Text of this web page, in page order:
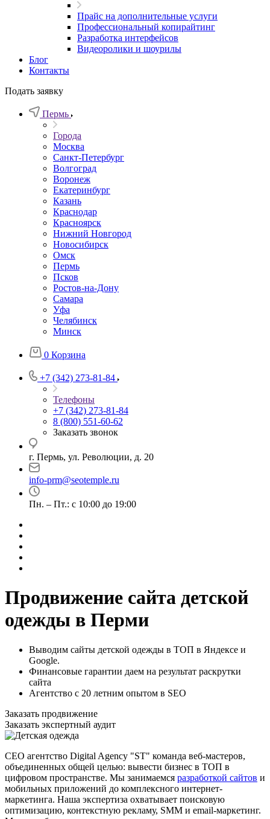
Прайс на дополнительные услуги
Профессиональный копирайтинг
Разработка интерфейсов
Видеоролики и шоурилы
Блог
Контакты
Подать заявку
Пермь
Города
Москва
Санкт-Петербург
Волгоград
Воронеж
Екатеринбург
Казань
Краснодар
Красноярск
Нижний Новгород
Новосибирск
Омск
Пермь
Псков
Ростов-на-Дону
Самара
Уфа
Челябинск
Минск
0 Корзина
+7 (342) 273-81-84
Телефоны
+7 (342) 273-81-84
8 (800) 551-60-62
Заказать звонок
г. Пермь, ул. Революции, д. 20
info-prm@seotemple.ru
Пн. – Пт.: с 10:00 до 19:00
Продвижение сайта детской
одежды в Перми
Выводим сайты детской одежды в ТОП в Яндексе и
Google.
Финансовые гарантии даем на результат раскрутки
сайта
Агентство с 20 летним опытом в SEO
Заказать продвижение
Заказать экспертный аудит
СЕО агентство Digital Agency "ST" команда веб-мастеров,
объединенных общей целью: вывести бизнес в ТОП в
цифровом пространстве. Мы занимаемся разработкой сайтов и
мобильных приложений до комплексного интернет-
маркетинга. Наша экспертиза охватывает поисковую
оптимизацию, контекстную рекламу, SMM и email-маркетинг.